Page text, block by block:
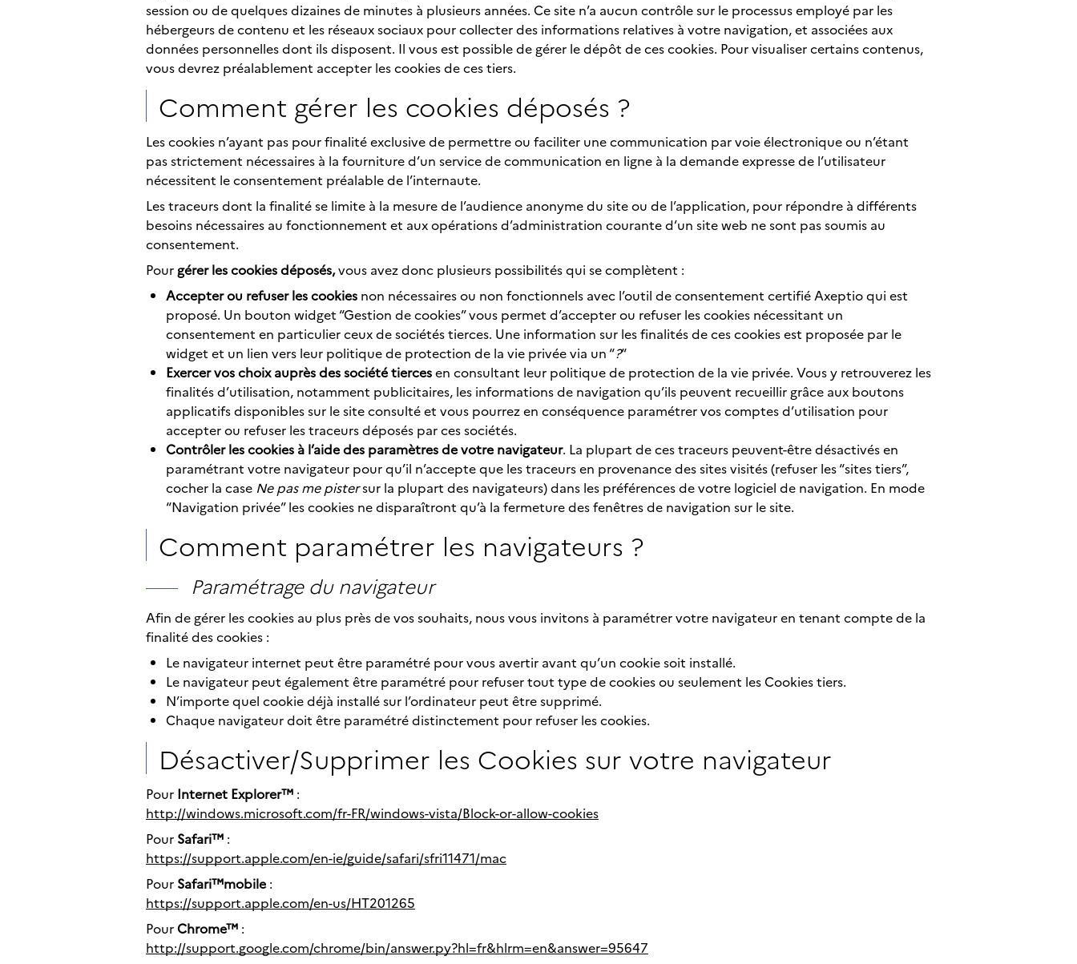
session ou de quelques dizaines de minutes à plusieurs années. Ce site n’a aucun contrôle sur le processus employé par les
hébergeurs de contenu et les réseaux sociaux pour collecter des informations relatives à votre navigation, et associées aux
données personnelles dont ils disposent. Il vous est possible de gérer le dépôt de ces cookies. Pour visualiser certains contenus,
vous devrez préalablement accepter les cookies de ces tiers.
Comment gérer les cookies déposés ?
Les cookies n’ayant pas pour finalité exclusive de permettre ou faciliter une communication par voie électronique ou n’étant
pas strictement nécessaires à la fourniture d’un service de communication en ligne à la demande expresse de l’utilisateur
nécessitent le consentement préalable de l’internaute.
Les traceurs dont la finalité se limite à la mesure de l’audience anonyme du site ou de l’application, pour répondre à différents
besoins nécessaires au fonctionnement et aux opérations d’administration courante d’un site web ne sont pas soumis au
consentement.
Pour gérer les cookies déposés,vous avez donc plusieurs possibilités qui se complètent :
Accepter ou refuser les cookies non nécessaires ou non fonctionnels avec l’outil de consentement certifié Axeptio qui est
proposé. Un bouton widget “Gestion de cookies” vous permet d’accepter ou refuser les cookies nécessitant un
consentement en particulier ceux de sociétés tierces. Une information sur les finalités de ces cookies est proposée par le
widget et un lien vers leur politique de protection de la vie privée via un “?“
Exercer vos choix auprès des société tiercesen consultant leur politique de protection de la vie privée. Vous y retrouverez les
finalités d’utilisation, notamment publicitaires, les informations de navigation qu’ils peuvent recueillir grâce aux boutons
applicatifs disponibles sur le site consulté et vous pourrez en conséquence paramétrer vos comptes d’utilisation pour
accepter ou refuser les traceurs déposés par ces sociétés.
Contrôler les cookies à l’aide des paramètres de votre navigateur. La plupart de ces traceurs peuvent-être désactivés en
paramétrant votre navigateur pour qu’il n’accepte que les traceurs en provenance des sites visités (refuser les “sites tiers”,
cocher la case Ne pas me pistersur la plupart des navigateurs) dans les préférences de votre logiciel de navigation. En mode
“Navigation privée” les cookies ne disparaîtront qu’à la fermeture des fenêtres de navigation sur le site.
Comment paramétrer les navigateurs ?
Paramétrage du navigateur
Afin de gérer les cookies au plus près de vos souhaits, nous vous invitons à paramétrer votre navigateur en tenant compte de la
finalité des cookies :
Le navigateur internet peut être paramétré pour vous avertir avant qu’un cookie soit installé.
Le navigateur peut également être paramétré pour refuser tout type de cookies ou seulement les Cookies tiers.
N’importe quel cookie déjà installé sur l’ordinateur peut être supprimé.
Chaque navigateur doit être paramétré distinctement pour refuser les cookies.
Désactiver/Supprimer les Cookies sur votre navigateur
Pour Internet Explorer™ :
http://windows.microsoft.com/fr-FR/windows-vista/Block-or-allow-cookies
Pour Safari™ :
https://support.apple.com/en-ie/guide/safari/sfri11471/mac
Pour Safari™mobile :
https://support.apple.com/en-us/HT201265
PourChrome™ :
http://support.google.com/chrome/bin/answer.py?hl=fr&hlrm=en&answer=95647